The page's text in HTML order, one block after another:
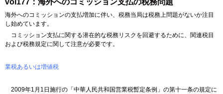
vol177：海外へのコミッション支払の税務問題
海外へのコミッションの支払増加に伴い、税務当局は税務上問題がないか注目
し始めています。
コミッション支払に関する潜在的な税務リスクを回避するために、関連税目
および税務規定に関して注意が必要です。
業税あるいは増値税
2009年1月1日施行の「中華人民共和国営業税暫定条例」の第十一条の規定に